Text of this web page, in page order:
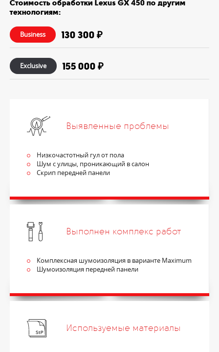
Стоимость обработки Lexus GX 450 по другим
технологиям:
Business 130 300 ₽
Exclusive 155 000 ₽
Выявленные проблемы
Низкочастотный гул от пола
Шум с улицы, проникающий в салон
Скрип передней панели
Выполнен комплекс работ
Комплексная шумоизоляция в варианте Maximum
Шумоизоляция передней панели
Используемые материалы